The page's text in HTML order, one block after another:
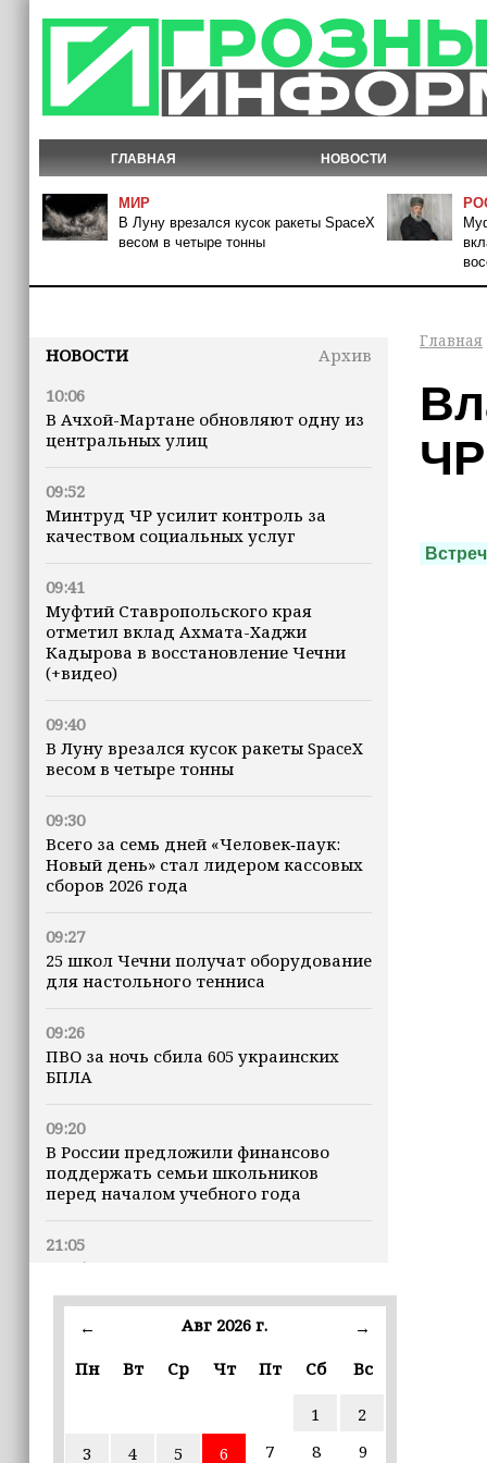
ГЛАВНАЯ НОВОСТИ
МИР
В Луну врезался кусок ракеты SpaceX
весом в четыре тонны
НОВОСТИ
Архив
10:06
В Ачхой-Мартане обновляют одну из
центральных улиц
09:52
Минтруд ЧР усилит контроль за
качеством социальных услуг
09:41
Муфтий Ставропольского края
отметил вклад Ахмата-Хаджи
Кадырова в восстановление Чечни
(+видео)
09:40
В Луну врезался кусок ракеты SpaceX
весом в четыре тонны
09:30
Всего за семь дней «Человек‑паук:
Новый день» стал лидером кассовых
сборов 2026 года
09:27
25 школ Чечни получат оборудование
для настольного тенниса
09:26
ПВО за ночь сбила 605 украинских
БПЛА
09:20
В России предложили финансово
поддержать семьи школьников
перед началом учебного года
21:05
Глубина озера Галанчож составила 35
В Грозном федеральные эксперты
обсудили современные подходы к
17:41
← Авг 2026 г.
→
Пн
Вт Ср Чт Пт Сб Вс
1
2
3
4 5 6 7 8
9
Главная